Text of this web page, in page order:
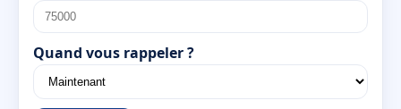
Quand vous rappeler ?